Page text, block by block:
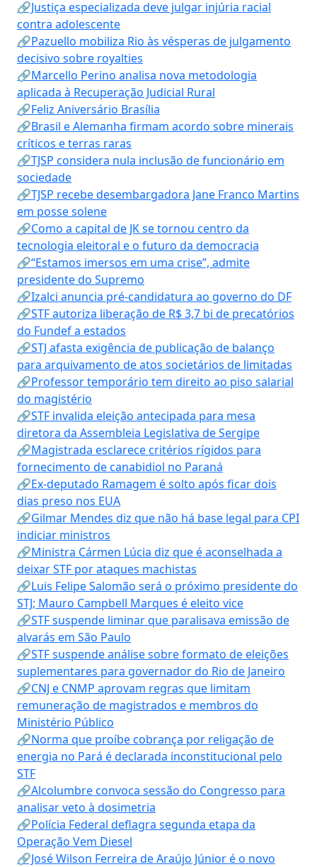
🔗Justiça especializada deve julgar injúria racial
contra adolescente
🔗Pazuello mobiliza Rio às vésperas de julgamento
decisivo sobre royalties
🔗Marcello Perino analisa nova metodologia
aplicada à Recuperação Judicial Rural
🔗Feliz Aniversário Brasília
🔗Brasil e Alemanha firmam acordo sobre minerais
críticos e terras raras
🔗TJSP considera nula inclusão de funcionário em
sociedade
🔗TJSP recebe desembargadora Jane Franco Martins
em posse solene
🔗Como a capital de JK se tornou centro da
tecnologia eleitoral e o futuro da democracia
🔗“Estamos imersos em uma crise”, admite
presidente do Supremo
🔗Izalci anuncia pré-candidatura ao governo do DF
🔗STF autoriza liberação de R$ 3,7 bi de precatórios
do Fundef a estados
🔗STJ afasta exigência de publicação de balanço
para arquivamento de atos societários de limitadas
🔗Professor temporário tem direito ao piso salarial
do magistério
🔗STF invalida eleição antecipada para mesa
diretora da Assembleia Legislativa de Sergipe
🔗Magistrada esclarece critérios rígidos para
fornecimento de canabidiol no Paraná
🔗Ex-deputado Ramagem é solto após ficar dois
dias preso nos EUA
🔗Gilmar Mendes diz que não há base legal para CPI
indiciar ministros
🔗Ministra Cármen Lúcia diz que é aconselhada a
deixar STF por ataques machistas
🔗Luis Felipe Salomão será o próximo presidente do
STJ; Mauro Campbell Marques é eleito vice
🔗STF suspende liminar que paralisava emissão de
alvarás em São Paulo
🔗STF suspende análise sobre formato de eleições
suplementares para governador do Rio de Janeiro
🔗CNJ e CNMP aprovam regras que limitam
remuneração de magistrados e membros do
Ministério Público
🔗Norma que proíbe cobrança por religação de
energia no Pará é declarada inconstitucional pelo
STF
🔗Alcolumbre convoca sessão do Congresso para
analisar veto à dosimetria
🔗Polícia Federal deflagra segunda etapa da
Operação Vem Diesel
🔗José Wilson Ferreira de Araújo Júnior é o novo